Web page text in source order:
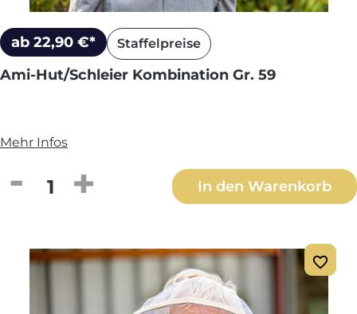
ab 22,90 €* Staffelpreise
Ami-Hut/Schleier Kombination Gr. 59
Mehr Infos
Produkt Anzahl: Gib den gewünschten
In den Warenkorb